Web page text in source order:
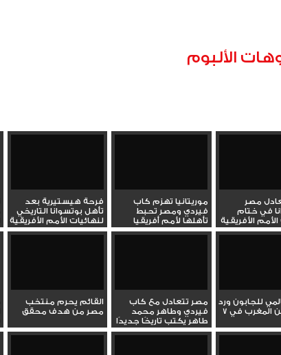
الألبوم
مصر
في ختام
الأفريقية
موريتانيا تهزم كاب
فيردي ومصر تحبط
تأهلها لأمم أفريقيا
فرحة هيستيرية بعد
تأهل بوتسوانا التاريخي
لنهائيات الأمم الأفريقية
للجابون ورد
قاسي من المغرب في 7
مصر تتعادل مع كاب
فيردي وطاهر محمد
طاهر يكتب تاريخًا جديدًا
القائم يحرم منتخب
مصر من هدف محقق